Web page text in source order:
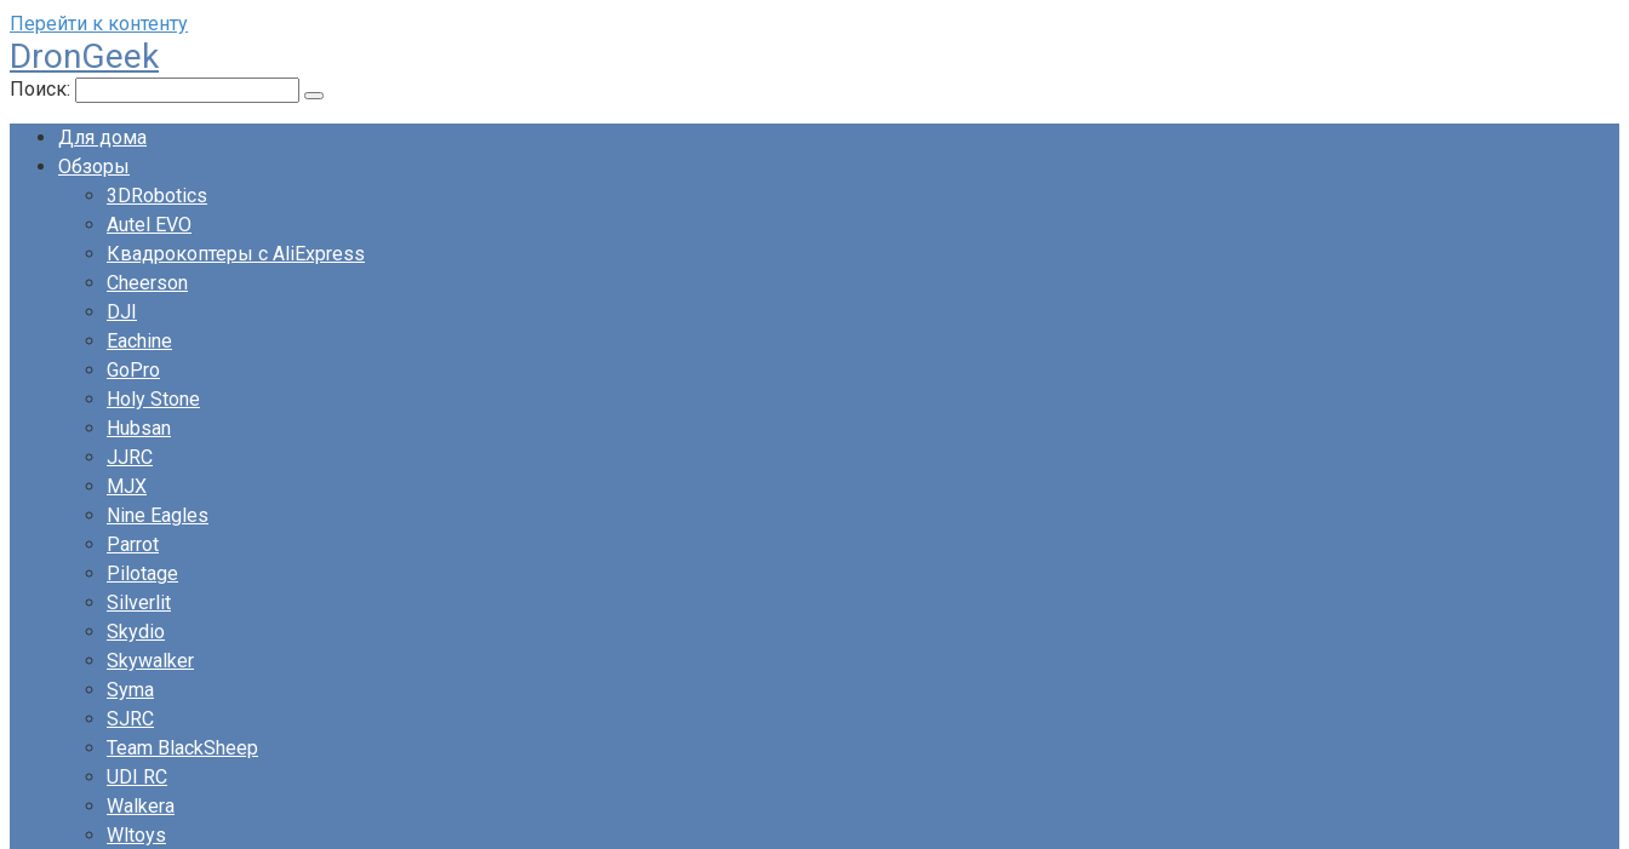
Перейти к контенту
DronGeek
Поиск:
Для дома
Обзоры
3DRobotics
Autel EVO
Квадрокоптеры с AliExpress
Cheerson
DJI
Eachine
GoPro
Holy Stone
Hubsan
JJRC
MJX
Nine Eagles
Parrot
Pilotage
Silverlit
Skydio
Skywalker
Syma
SJRC
Team BlackSheep
UDI RC
Walkera
Wltoys